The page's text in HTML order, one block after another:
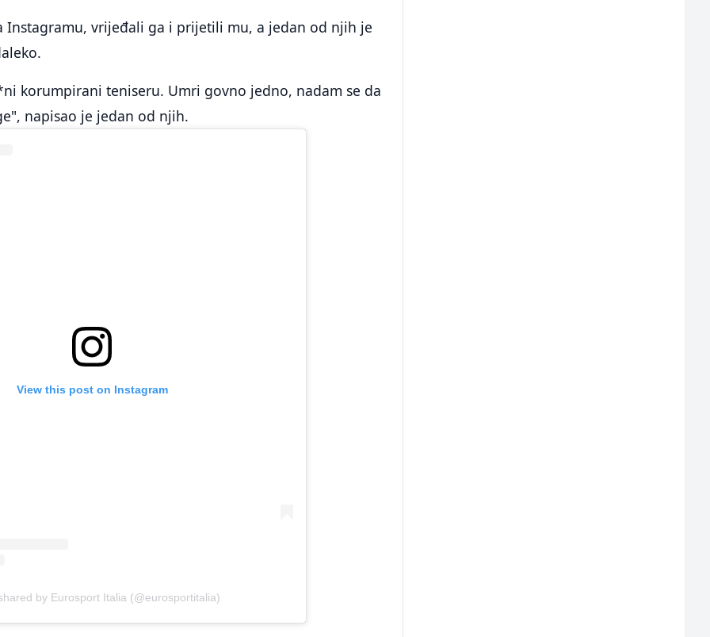
Instagramu, vrijeđali ga i prijetili mu, a jedan od njih je
korumpirani teniseru. Umri govno jedno, nadam se da
napisao je jedan od njih.
View this post on Instagram
by Eurosport Italia (@eurosportitalia)